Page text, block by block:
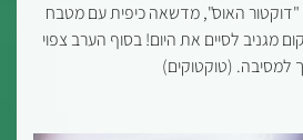
"דוקטור האוס", מדשאה כיפית עם מטבח
מגניב לסיים את היום! בסוף הערב צפוי
למסיבה. (טוקטוקים)